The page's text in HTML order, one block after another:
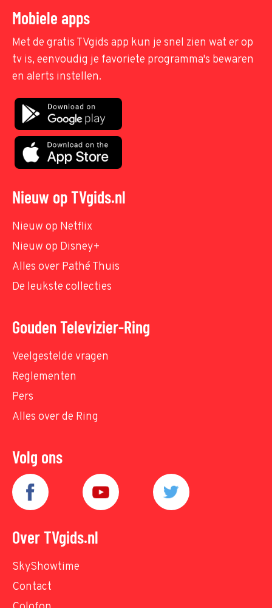
Mobiele apps
Met de gratis TVgids app kun je snel zien wat er op
tv is, eenvoudig je favoriete programma's bewaren
en alerts instellen.
Nieuw op TVgids.nl
Nieuw op Netflix
Nieuw op Disney+
Alles over Pathé Thuis
De leukste collecties
Gouden Televizier-Ring
Veelgestelde vragen
Reglementen
Pers
Alles over de Ring
Volg ons
Over TVgids.nl
SkyShowtime
Contact